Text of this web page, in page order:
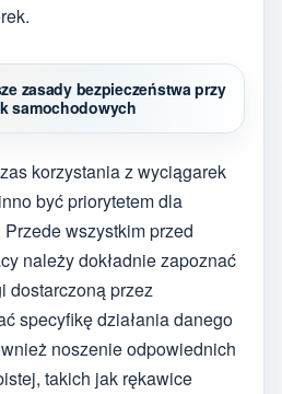
zasady bezpieczeństwa przy
samochodowych
korzystania z wyciągarek
być priorytetem dla
wszystkim przed
należy dokładnie zapoznać
dostarczoną przez
specyfikę działania danego
noszenie odpowiednich
takich jak rękawice